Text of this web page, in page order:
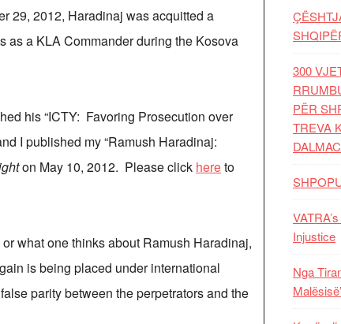
29, 2012, Haradinaj was acquitted a
as a KLA Commander during the Kosova
his “ICTY: Favoring Prosecution over
I published my “Ramush Haradinaj:
on May 10, 2012. Please click hereto
what one thinks about Ramush Haradinaj,
is being placed under international
parity between the perpetrators and the
300
PËR
TREVA
Injustice
Nga